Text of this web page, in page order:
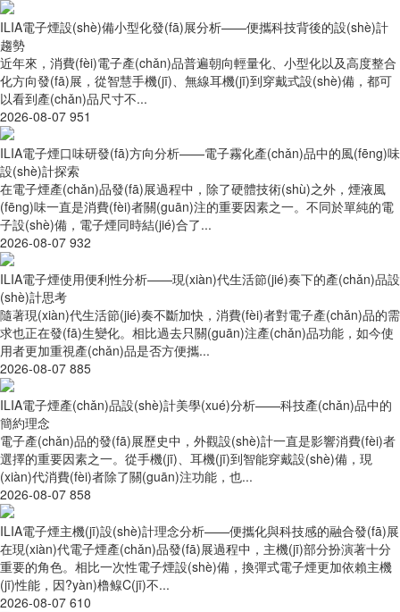
ILIA電子煙設(shè)備小型化發(fā)展分析——便攜科技背後的設(shè)計
趨勢
近年來，消費(fèi)電子產(chǎn)品普遍朝向輕量化、小型化以及高度整合
化方向發(fā)展，從智慧手機(jī)、無線耳機(jī)到穿戴式設(shè)備，都可
以看到產(chǎn)品尺寸不...
2026-08-07 951
ILIA電子煙口味研發(fā)方向分析——電子霧化產(chǎn)品中的風(fēng)味
設(shè)計探索
在電子煙產(chǎn)品發(fā)展過程中，除了硬體技術(shù)之外，煙液風
(fēng)味一直是消費(fèi)者關(guān)注的重要因素之一。不同於單純的電
子設(shè)備，電子煙同時結(jié)合了...
2026-08-07 932
ILIA電子煙使用便利性分析——現(xiàn)代生活節(jié)奏下的產(chǎn)品設
(shè)計思考
隨著現(xiàn)代生活節(jié)奏不斷加快，消費(fèi)者對電子產(chǎn)品的需
求也正在發(fā)生變化。相比過去只關(guān)注產(chǎn)品功能，如今使
用者更加重視產(chǎn)品是否方便攜...
2026-08-07 885
ILIA電子煙產(chǎn)品設(shè)計美學(xué)分析——科技產(chǎn)品中的
簡約理念
電子產(chǎn)品的發(fā)展歷史中，外觀設(shè)計一直是影響消費(fèi)者
選擇的重要因素之一。從手機(jī)、耳機(jī)到智能穿戴設(shè)備，現
(xiàn)代消費(fèi)者除了關(guān)注功能，也...
2026-08-07 858
ILIA電子煙主機(jī)設(shè)計理念分析——便攜化與科技感的融合發(fā)展
在現(xiàn)代電子煙產(chǎn)品發(fā)展過程中，主機(jī)部分扮演著十分
重要的角色。相比一次性電子煙設(shè)備，換彈式電子煙更加依賴主機
(jī)性能，因?yàn)橹鳈C(jī)不...
2026-08-07 610